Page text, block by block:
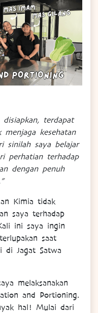
terdapat
kesehatan
sinilah saya belajar
perhatian terhadap
dengan penuh
Kimia tidak
saya terhadap
ini saya ingin
saat
di Jagat Satwa
melaksanakan
and Portioning.
hal! Mulai dari